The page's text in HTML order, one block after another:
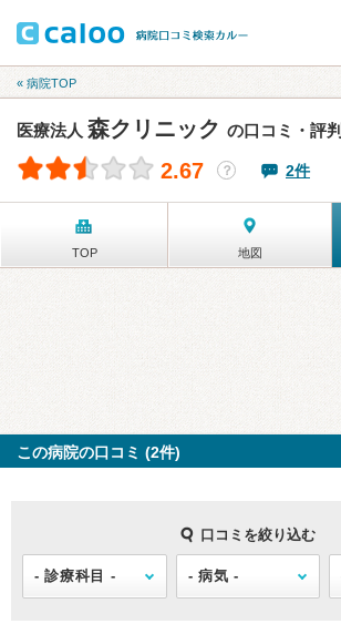
« 病院TOP
医療法人 森クリニック の口コミ・評判
2.67 ？ 2件
TOP 地図
この病院の口コミ (2件)
口コミを絞り込む